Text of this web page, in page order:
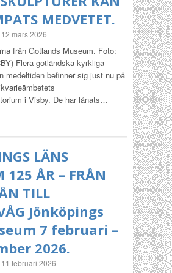
MEDVETET.
12 mars 2026
från Gotlands Museum. Foto:
Flera gotländska kyrkliga
medeltiden befinner sig just nu på
i Visby. De har lånats…
LÄNS
125 ÅR – FRÅN
TILL
Jönköpings
7 februari –
2026.
11 februari 2026